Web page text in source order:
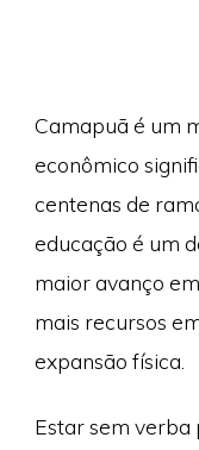
Camapuã é um
econômico
centenas de
educação é um
maior avanço
mais recursos
expansão física.
Estar sem verba